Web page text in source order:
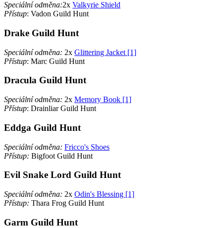
Speciální odměna:2x Valkyrie Shield
Přístup: Vadon Guild Hunt
Drake Guild Hunt
Speciální odměna: 2x Glittering Jacket [1]
Přístup: Marc Guild Hunt
Dracula Guild Hunt
Speciální odměna: 2x Memory Book [1]
Přístup: Drainliar Guild Hunt
Eddga Guild Hunt
Speciální odměna: Fricco's Shoes
Přístup: Bigfoot Guild Hunt
Evil Snake Lord Guild Hunt
Speciální odměna: 2x Odin's Blessing [1]
Přístup: Thara Frog Guild Hunt
Garm Guild Hunt